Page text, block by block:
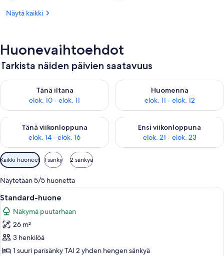
Näytä kaikki
Huonevaihtoehdot
Tarkista näiden päivien saatavuus
Tänä iltana
elok. 10 - elok. 11
Tarkista tämän illan saatavuus elok. 10 - elok. 11
Huomenna
elok. 11 - elok. 12
Tarkista huomisen saatavuus
Tänä viikonloppuna
elok. 14 - elok. 16
Tarkista tämän viikonlopun saatavuus elok. 14 - elok. 16
Ensi viikonloppuna
elok. 21 - elok. 23
Tarkista ensi viikonlopun
Huoneille
saatavilla
olevia
suodattimia
Kaikki huoneet 1 sänky 2 sänkyä
Näytetään 5/5 huonetta
Avaa
kaikki
huonetyypin
Standard-
huone
kuvat
Hotellihuone, jossa on sänky,
11
Standard-huone
Näkymä puutarhaan
26 m²
3 henkilöä
1 suuri parisänky TAI 2 yhden hengen sänkyä